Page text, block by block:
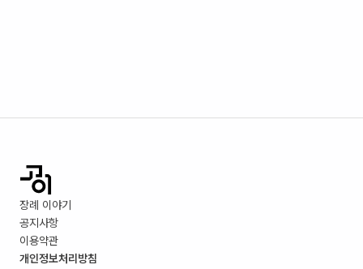
장례 이야기
공지사항
이용약관
개인정보처리방침